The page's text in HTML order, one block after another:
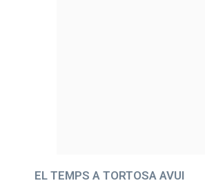
EL TEMPS A TORTOSA AVUI